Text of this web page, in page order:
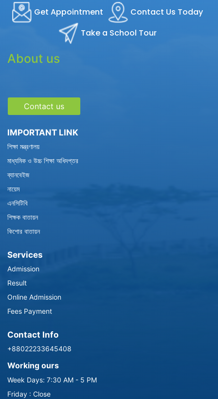
Get Appointment
Contact Us Today
Take a School Tour
About us
Contact us
IMPORTANT LINK
শিক্ষা মন্ত্রণালয়
মাধ্যমিক ও উচ্চ শিক্ষা অধিদপ্তর
ব্যানবেইজ
নায়েম
এনসিটিবি
শিক্ষক বাতায়ন
কিশোর বাতায়ন
Services
Admission
Result
Online Admission
Fees Payment
Contact Info
+88022233645408
Working ours
Week Days: 7:30 AM - 5 PM
Friday : Close